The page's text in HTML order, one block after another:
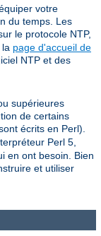
votre
du temps. Les
le protocole NTP,
la page d'accueil de
NTP et des
supérieures
de certains
écrits en Perl).
Perl 5,
en ont besoin. Bien
et utiliser